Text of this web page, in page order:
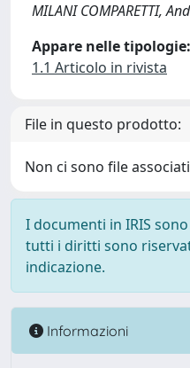
MILANI COMPARETTI,
Appare nelle tipologie:
1.1 Articolo in rivista
File in questo prodotto:
Non ci sono file
I documenti in IRIS
tutti i diritti sono
indicazione.
Informazioni